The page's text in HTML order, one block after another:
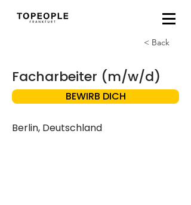
Facharbeiter (m/w/d)
BEWIRB DICH
Berlin, Deutschland
< Back